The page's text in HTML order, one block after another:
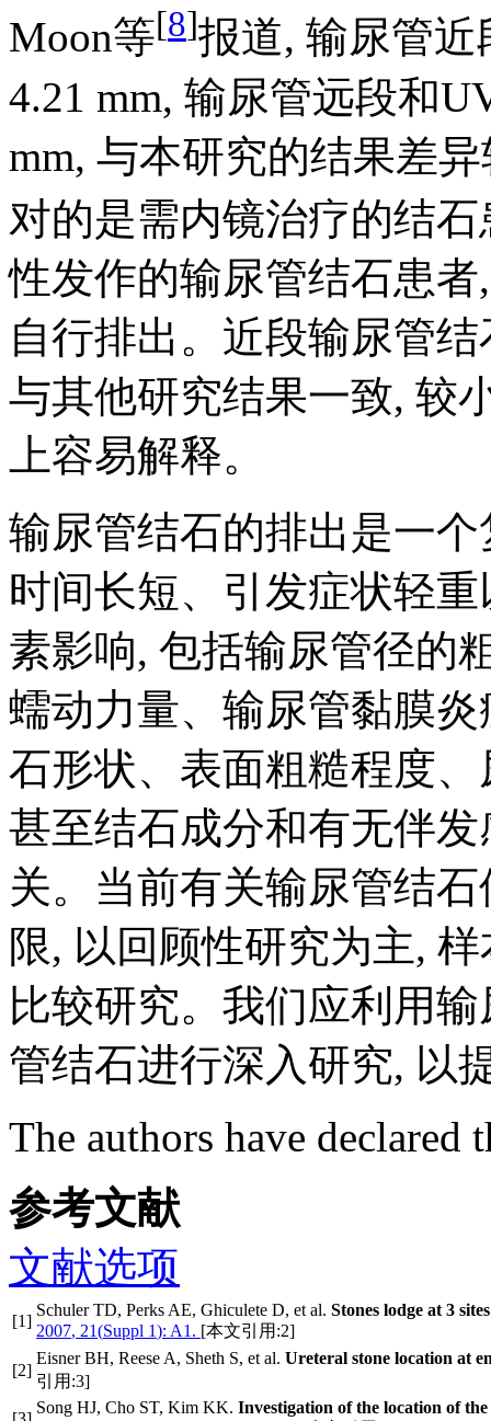
Moon等[8]报道, 输尿管近
4.21 mm, 输尿管远段和
mm, 与本研究的结果差
对的是需内镜治疗的结
性发作的输尿管结石患
自行排出。近段输尿管
与其他研究结果一致, 较
上容易解释。
输尿管结石的排出是一
时间长短、引发症状轻
素影响, 包括输尿管径的
蠕动力量、输尿管黏膜
石形状、表面粗糙程度
甚至结石成分和有无伴
关。当前有关输尿管结
限, 以回顾性研究为主,
比较研究。我们应利用
管结石进行深入研究, 以
The authors have declared
参考文献
文献选项
[1]
Schuler TD, Perks AE, Ghiculete D, et al. Stones lodge at 3
2007, 21(Suppl 1): A1 . [本文引用:2]
[2]
Eisner BH, Reese A, Sheth S, et al. Ureteral stone location at
引用:3]
Song HJ, Cho ST, Kim KK. Investigation of the location of